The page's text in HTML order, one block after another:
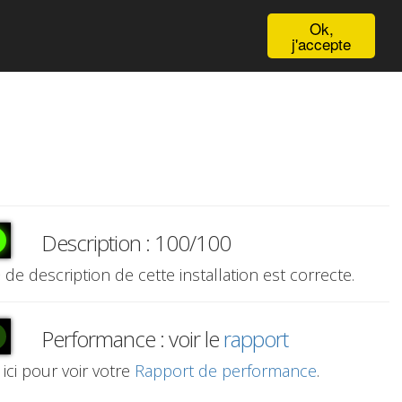
Ok,
j'accepte
Description : 100/100
de description de cette installation est correcte.
Performance : voir lerapport
ici pour voir votre Rapport de performance.